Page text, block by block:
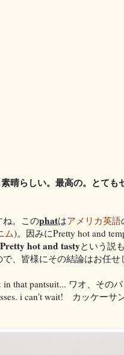
晴らしい。最高の。とても
ね。このphatはアメリカ英語
ム)。因みにPretty hot and
Pretty hot and tastyという説
、皆様にその結論はお任せ
in that pantsuit... ワオ、その
i can't wait! カッケーサ